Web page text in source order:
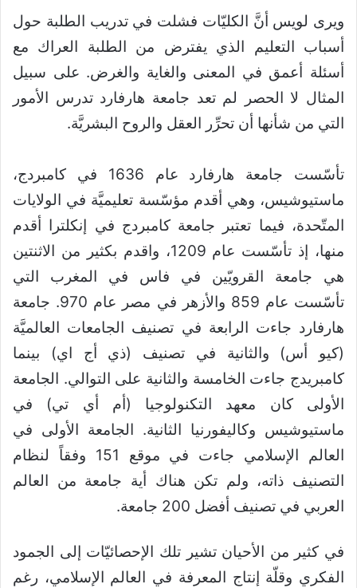
ويرى لويس أنَّ الكليّات فشلت في تدريب الطلبة حول
أسباب التعليم الذي يفترض من الطلبة العراك مع
أسئلة أعمق في المعنى والغاية والغرض. على سبيل
المثال لا الحصر لم تعد جامعة هارفارد تدرس الأمور
التي من شأنها أن تحرِّر العقل والروح البشريَّة.
تأسّست جامعة هارفارد عام 1636 في كامبردج،
ماستيوشيس، وهي أقدم مؤسّسة تعليميَّة في الولايات
المتّحدة، فيما تعتبر جامعة كامبردج في إنكلترا أقدم
منها، إذ تأسّست عام 1209، واقدم بكثير من الاثنتين
هي جامعة القرويّين في فاس في المغرب التي
تأسّست عام 859 والأزهر في مصر عام 970. جامعة
هارفارد جاءت الرابعة في تصنيف الجامعات العالميَّة
(كيو أس) والثانية في تصنيف (ذي أج اي) بينما
كامبريدج جاءت الخامسة والثانية على التوالي. الجامعة
الأولى كان معهد التكنولوجيا (أم أي تي) في
ماستيوشيس وكاليفورنيا الثانية. الجامعة الأولى في
العالم الإسلامي جاءت في موقع 151 وفقاً لنظام
التصنيف ذاته، ولم تكن هناك أية جامعة من العالم
العربي في تصنيف أفضل 200 جامعة.
في كثير من الأحيان تشير تلك الإحصائيّات إلى الجمود
الفكري وقلّة إنتاج المعرفة في العالم الإسلامي، رغم